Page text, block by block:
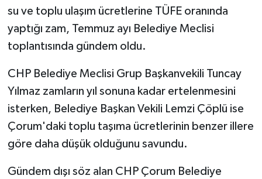
su ve toplu ulaşım ücretlerine TÜFE oranında
yaptığı zam, Temmuz ayı Belediye Meclisi
toplantısında gündem oldu.
CHP Belediye Meclisi Grup Başkanvekili Tuncay
Yılmaz zamların yıl sonuna kadar ertelenmesini
isterken, Belediye Başkan Vekili Lemzi Çöplü ise
Çorum'daki toplu taşıma ücretlerinin benzer illere
göre daha düşük olduğunu savundu.
Gündem dışı söz alan CHP Çorum Belediye
Ortaköy
Osmancık
Sungurlu
Sağlık